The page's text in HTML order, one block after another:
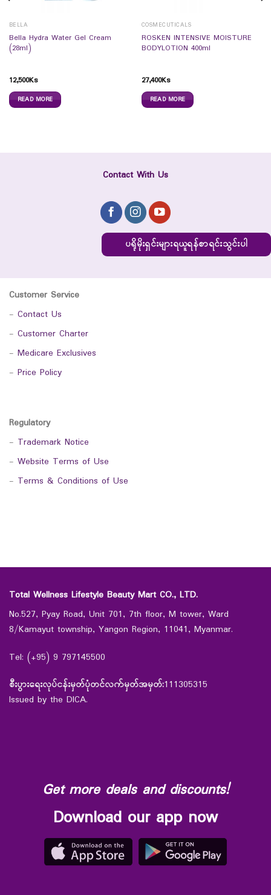
BELLA
Bella Hydra Water Gel Cream
(28ml)
12,500Ks
READ MORE
COSMECUTICALS
ROSKEN INTENSIVE MOISTURE
BODYLOTION 400ml
27,400Ks
READ MORE
Contact With Us
ပရိုမိုးရှင်းများရယူရန်စာရင်းသွင်းပါ
Customer Service
- Contact Us
- Customer Charter
- Medicare Exclusives
- Price Policy
Regulatory
- Trademark Notice
- Website Terms of Use
- Terms & Conditions of Use
Total Wellness Lifestyle Beauty Mart CO., LTD.
No.527, Pyay Road, Unit 701, 7th floor, M tower, Ward
8/Kamayut township, Yangon Region, 11041, Myanmar.
Tel: (+95) 9 797145500
စီးပွားရေးလုပ်ငန်းမှတ်ပုံတင်လက်မှတ်အမှတ်:111305315
Issued by the DICA.
Get more deals and discounts!
Download our app now